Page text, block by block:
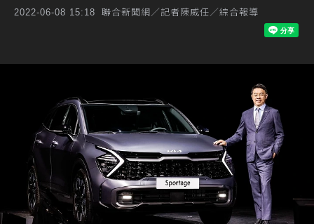
2022-06-08 15:18 聯合新聞網／記者陳威任／綜合報導